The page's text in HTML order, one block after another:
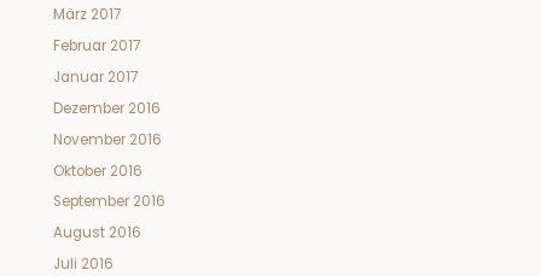
März 2017
Februar 2017
Januar 2017
Dezember 2016
November 2016
Oktober 2016
September 2016
August 2016
Juli 2016